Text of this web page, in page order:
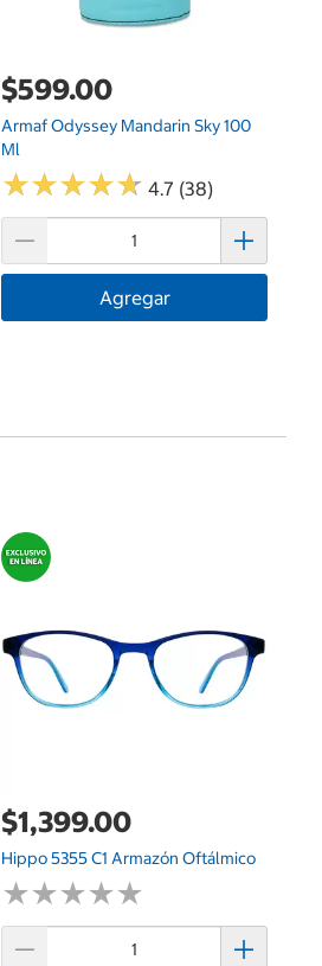
$599.00
Armaf Odyssey Mandarin Sky 100
Ml
★★★★★
★★★★★ 4.7 (38)
Agregar
$1,399.00
Hippo 5355 C1 Armazón Oftálmico
★★★★★
★★★★★